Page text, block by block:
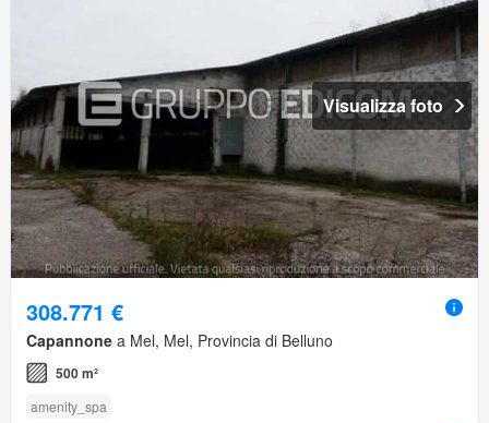
Visualizza foto
308.771 €
Capannone a Mel, Mel, Provincia di Belluno
500 m²
amenity_spa